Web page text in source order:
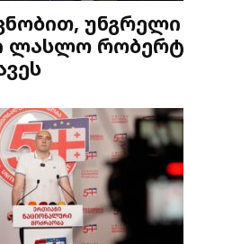
უნგრელი
ლასლო რობერტ